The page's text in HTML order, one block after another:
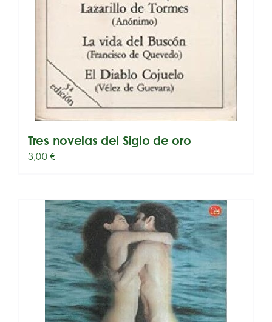
Tres novelas del Siglo de oro
3,00€